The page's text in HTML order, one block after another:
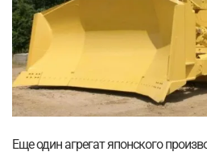
Еще один агрегат японского